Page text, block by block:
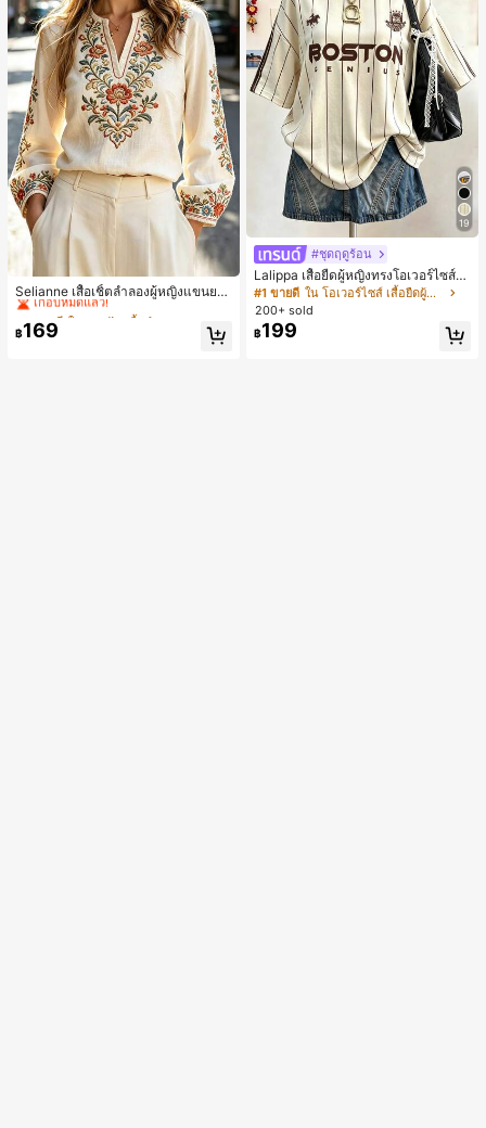
Selianne เสื้อเชิ้ตลำลองผู้หญิงแขนยา
ว คอวีเว้า ลายดอกไม้
ใน งานปัก เสื้อทำงาน
เกือบหมดแล้ว!
#2 ขายดี ใน งานปัก เสื้อทำงาน
เกือบหมดแล้ว!
#2 ขายดี ใน งานปัก เสื้อทำงาน
เกือบหมดแล้ว!
฿169
19
#ชุดฤดูร้อน
Lalippa เสื้อยืดผู้หญิงทรงโอเวอร์ไซส์ค
วามยาวกลาง คอกลม ไหล่ตก ลายพิมพ์
ตัวอักษรและลายทางแนวตั้ง สไตล์แฟชั่
นมินิมอล ของขวัญให้เพื่อน
#1 ขายดี
ใน โอเวอร์ไซส์ เสื้อยืดผู้หญิง
200+ sold
฿199